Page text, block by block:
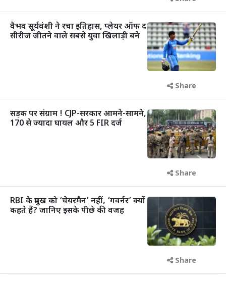
वैभव सूर्यवंशी ने रचा इतिहास, प्लेयर ऑफ द
सीरीज जीतने वाले सबसे युवा खिलाड़ी बने
Share
सड़क पर संग्राम ! CJP-सरकार आमने-सामने,
170 से ज्यादा घायल और 5 FIR दर्ज
Share
RBI के प्रमुख को ‘चेयरमैन’ नहीं, ‘गवर्नर’ क्यों
कहते हैं? जानिए इसके पीछे की वजह
Share